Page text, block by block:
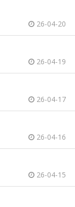
26-04-20
26-04-19
26-04-17
26-04-16
26-04-15